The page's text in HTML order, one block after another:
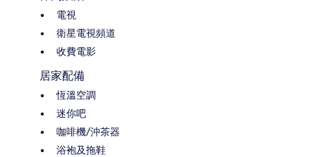
電視
衛星電視頻道
收費電影
居家配備
恆溫空調
迷你吧
咖啡機/沖茶器
浴袍及拖鞋